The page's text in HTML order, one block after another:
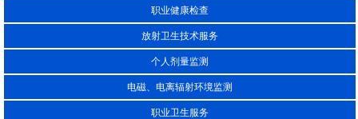
职业健康检查
放射卫生技术服务
个人剂量监测
电磁、电离辐射环境监测
职业卫生服务